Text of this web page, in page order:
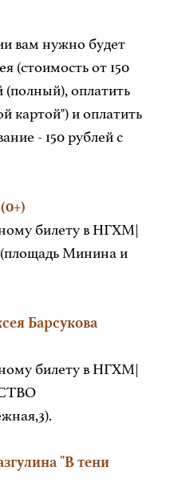
вам нужно будет
(стоимость от 150
(полный), оплатить
картой") и оплатить
- 150 рублей с
билету в НГХМ|
Минина и
Барсукова
билету в НГХМ|
"В тени